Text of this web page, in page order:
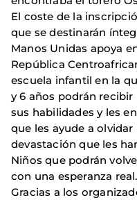
El coste de la
que se destinarán
Manos Unidas apoya
República
escuela infantil en la
y 6 años podrán
sus habilidades y les
que les ayude a
devastación que les
Niños que podrán
con una esperanza real.
Gracias a los